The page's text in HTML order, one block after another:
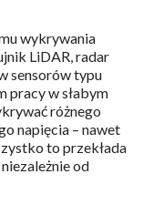
wykrywania
LiDAR, radar
sensorów typu
pracy w słabym
różnego
napięcia – nawet
to przekłada
od